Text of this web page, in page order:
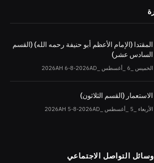
المقتدا (الإمام الأعظم أبو حنيفة رحمه الله) (القسم
السادس عشر)
الخميس _6 _أغسطس _2026AH 6-8-2026AD
الاستعمار (القسم الثلاثون)
الأربعاء _5 _أغسطس _2026AH 5-8-2026AD
التواصل الاجتماعي